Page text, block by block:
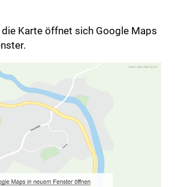
Karte öffnet sich Google Maps